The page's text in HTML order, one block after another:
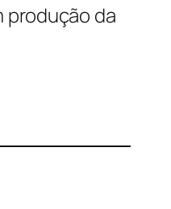
produção da